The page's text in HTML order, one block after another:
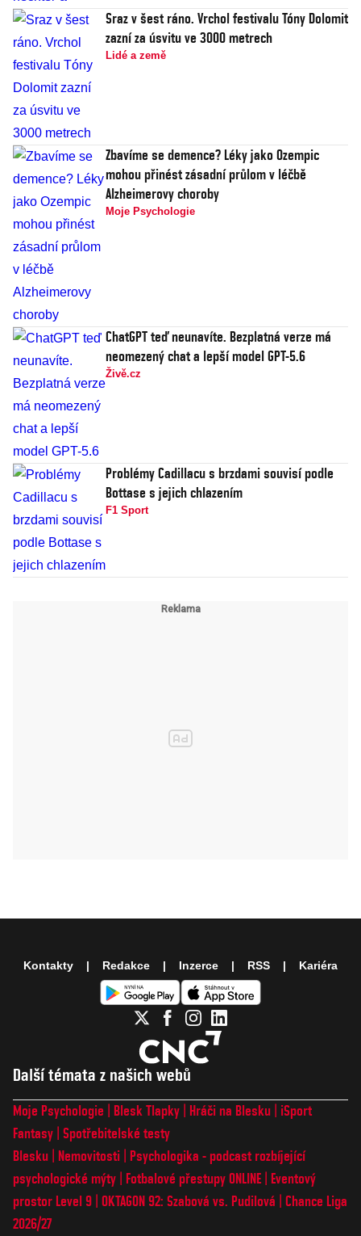
Sraz v šest ráno. Vrchol festivalu Tóny Dolomit
zazní za úsvitu ve 3000 metrech
Lidé a země
Zbavíme se demence? Léky jako Ozempic
mohou přinést zásadní průlom v léčbě
Alzheimerovy choroby
Moje Psychologie
ChatGPT teď neunavíte. Bezplatná verze má
neomezený chat a lepší model GPT-5.6
Živě.cz
Problémy Cadillacu s brzdami souvisí podle
Bottase s jejich chlazením
F1 Sport
Další témata z našich webů
Moje Psychologie Blesk Tlapky Hráči na Blesku
iSport
Fantasy Spotřebitelské testy
Blesku
Nemovitosti
Psychologika - podcast rozbíjející
psychologické mýty
Fotbalové přestupy ONLINE
Eventový
prostor Level 9 OKTAGON 92: Szabová vs. Pudilová
Chance Liga
2026/27
Kontakty Redakce Inzerce RSS Kariéra